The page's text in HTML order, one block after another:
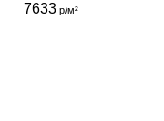
7633 р/м²